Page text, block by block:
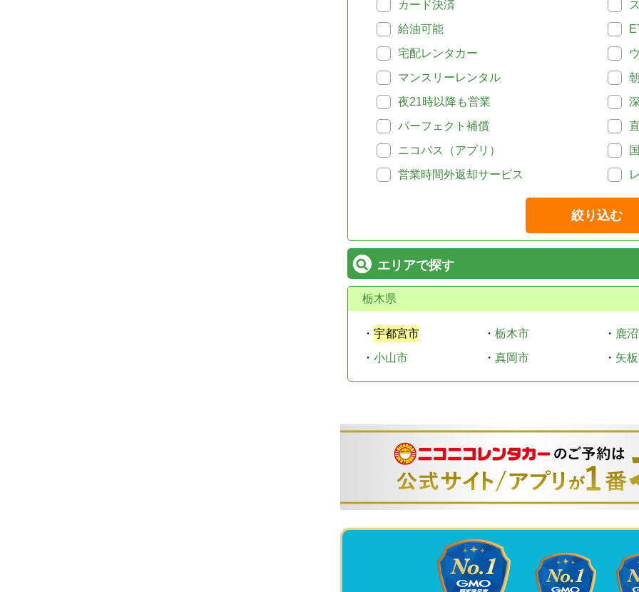
カード決済
給油可能
宅配レンタカー
マンスリーレンタル
夜21時以降も営業
パーフェクト補償
ニコパス（アプリ）
営業時間外返却サービス
絞り込む
エリアで探す
栃木県
・ 宇都宮市 ・ 栃木市 ・ 鹿
・ 小山市 ・ 真岡市 ・ 矢